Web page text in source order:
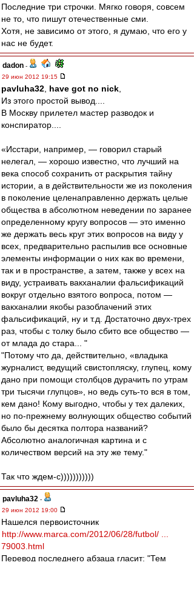
Последние три строчки. Мягко говоря, совсем
не то, что пишут отечественные сми.
Хотя, не зависимо от этого, я думаю, что его у
нас не будет.
dadon -
29 июн 2012 19:15
pavluha32 have got no nick
Из этого простой вывод....
В Москву прилетел мастер разводок и
конспиратор....
«Исстари, например, — говорил старый
нелегал, — хорошо известно, что лучший на
века способ сохранить от раскрытия тайну
истории, а в действительности же из поколения
в поколение целенаправленно держать целые
общества в абсолютном неведении по заранее
определенному кругу вопросов — это именно
же держать весь круг этих вопросов на виду у
всех, предварительно распылив все основные
элементы информации о них как во времени,
так и в пространстве, а затем, также у всех на
виду, устраивать вакханалии фальсификаций
вокруг отдельно взятого вопроса, потом —
вакханалии якобы разоблачений этих
фальсификаций, ну и т.д. Достаточно двух-трех
раз, чтобы с толку было сбито все общество —
от млада до стара... "
"Потому что да, действительно, «владыка
журналист, ведущий свистопляску, глупец, кому
дано при помощи столбцов дурачить по утрам
три тысячи глупцов», но ведь суть-то вся в том,
кем дано! Кому выгодно, чтобы у тех далеких,
но по-прежнему волнующих общество событий
было бы десятка полтора названий?
Абсолютно аналогичная картина и с
количеством версий на эту же тему."
Так что ждем-с)))))))))))
pavluha32 -
29 июн 2012 19:00
Нашелся первоисточник
http://www.marca.com/2012/06/28/futbol/ ...
79003.html
Перевод последнего абзаца гласит: "Тем